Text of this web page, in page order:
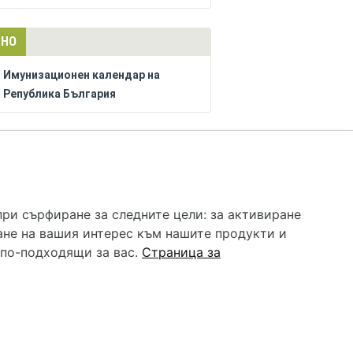
Имунизационен календар на
Република България
все че се полагат всички усилия за обновяване и
и самолечението могат да бъдат опасни за
помощ!
сърфиране за следните цели: за активиране
на вашия интерес към нашите продукти и
подходящи за вас. Страница за